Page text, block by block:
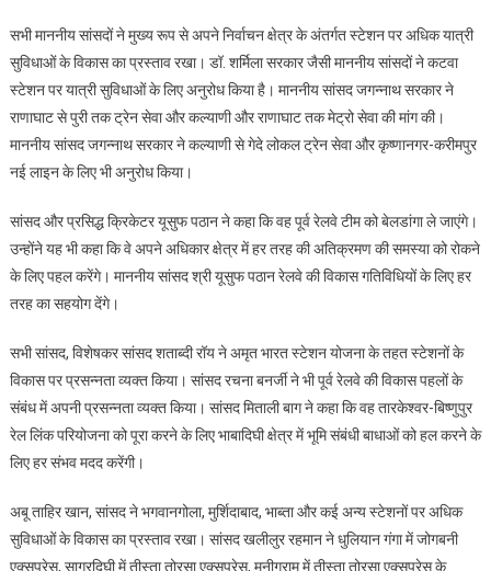
सभी माननीय सांसदों ने मुख्य रूप से अपने निर्वाचन क्षेत्र के अंतर्गत स्टेशन पर अधिक यात्री
सुविधाओं के विकास का प्रस्ताव रखा। डॉ. शर्मिला सरकार जैसी माननीय सांसदों ने कटवा
स्टेशन पर यात्री सुविधाओं के लिए अनुरोध किया है। माननीय सांसद जगन्नाथ सरकार ने
राणाघाट से पुरी तक ट्रेन सेवा और कल्याणी और राणाघाट तक मेट्रो सेवा की मांग की।
माननीय सांसद जगन्नाथ सरकार ने कल्याणी से गेदे लोकल ट्रेन सेवा और कृष्णानगर-करीमपुर
नई लाइन के लिए भी अनुरोध किया।
सांसद और प्रसिद्ध क्रिकेटर यूसुफ पठान ने कहा कि वह पूर्व रेलवे टीम को बेलडांगा ले जाएंगे।
उन्होंने यह भी कहा कि वे अपने अधिकार क्षेत्र में हर तरह की अतिक्रमण की समस्या को रोकने
के लिए पहल करेंगे। माननीय सांसद श्री यूसुफ पठान रेलवे की विकास गतिविधियों के लिए हर
तरह का सहयोग देंगे।
सभी सांसद, विशेषकर सांसद शताब्दी रॉय ने अमृत भारत स्टेशन योजना के तहत स्टेशनों के
विकास पर प्रसन्नता व्यक्त किया। सांसद रचना बनर्जी ने भी पूर्व रेलवे की विकास पहलों के
संबंध में अपनी प्रसन्नता व्यक्त किया। सांसद मिताली बाग ने कहा कि वह तारकेश्वर-बिष्णुपुर
रेल लिंक परियोजना को पूरा करने के लिए भाबादिघी क्षेत्र में भूमि संबंधी बाधाओं को हल करने के
लिए हर संभव मदद करेंगी।
अबू ताहिर खान, सांसद ने भगवानगोला, मुर्शिदाबाद, भाब्ता और कई अन्य स्टेशनों पर अधिक
सुविधाओं के विकास का प्रस्ताव रखा। सांसद खलीलुर रहमान ने धुलियान गंगा में जोगबनी
एक्सप्रेस, सागरदिघी में तीस्ता तोरसा एक्सप्रेस, मनीग्राम में तीस्ता तोरसा एक्सप्रेस के